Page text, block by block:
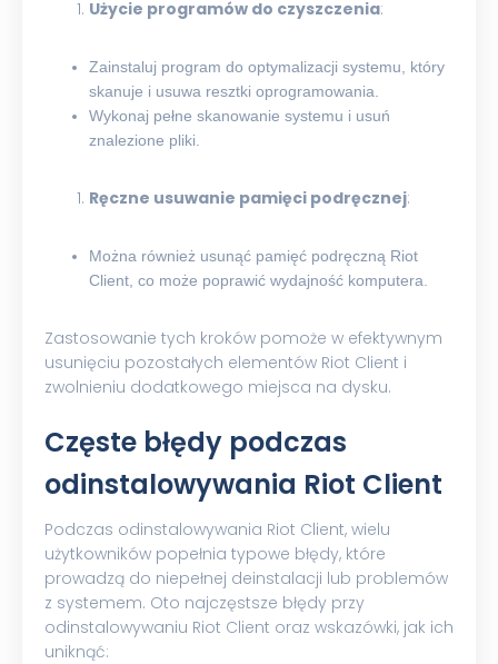
Użycie programów do czyszczenia:
Zainstaluj program do optymalizacji systemu, który
skanuje i usuwa resztki oprogramowania.
Wykonaj pełne skanowanie systemu i usuń
znalezione pliki.
Ręczne usuwanie pamięci podręcznej:
Można również usunąć pamięć podręczną Riot
Client, co może poprawić wydajność komputera.
Zastosowanie tych kroków pomoże w efektywnym
usunięciu pozostałych elementów Riot Client i
zwolnieniu dodatkowego miejsca na dysku.
Częste błędy podczas
odinstalowywania Riot Client
Podczas odinstalowywania Riot Client, wielu
użytkowników popełnia typowe błędy, które
prowadzą do niepełnej deinstalacji lub problemów
z systemem. Oto najczęstsze błędy przy
odinstalowywaniu Riot Client oraz wskazówki, jak ich
uniknąć: